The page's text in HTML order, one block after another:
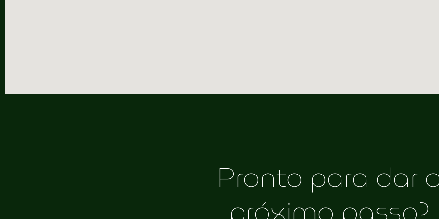
Pronto para dar